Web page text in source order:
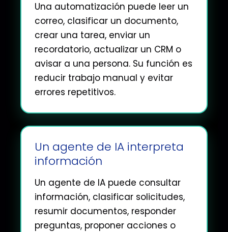
Una automatización puede leer un
correo, clasificar un documento,
crear una tarea, enviar un
recordatorio, actualizar un CRM o
avisar a una persona. Su función es
reducir trabajo manual y evitar
errores repetitivos.
Un agente de IA interpreta
información
Un agente de IA puede consultar
información, clasificar solicitudes,
resumir documentos, responder
preguntas, proponer acciones o